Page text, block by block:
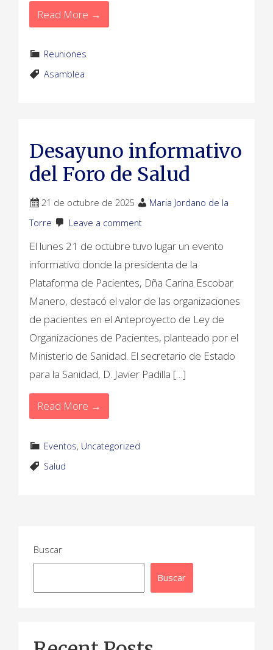
Read More →
Reuniones
Asamblea
Desayuno informativo
del Foro de Salud
21 de octubre de 2025
Maria Jordano de la
Torre
Leave a comment
El lunes 21 de octubre tuvo lugar un evento
informativo donde la presidenta de la
Plataforma de Pacientes, Dña Carina Escobar
Manero, destacó el valor de las organizaciones
de pacientes en el Anteproyecto de Ley de
Organizaciones de Pacientes, planteado por el
Ministerio de Sanidad. El secretario de Estado
para la Sanidad, D. Javier Padilla […]
Read More →
Eventos, Uncategorized
Salud
Buscar
Buscar